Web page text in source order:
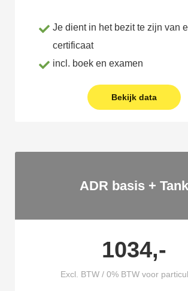
Je dient in het bezit te zijn van
certificaat
incl. boek en examen
Bekijk data
ADR basis + Tank
1034,-
Excl. BTW / 0% BTW voor